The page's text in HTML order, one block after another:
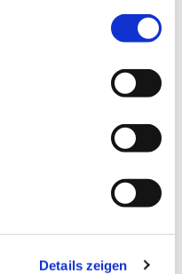
Details zeigen